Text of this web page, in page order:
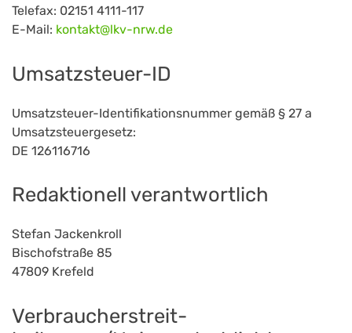
Telefax: 02151 4111-117
E-Mail: kontakt@lkv-nrw.de
Umsatzsteuer-ID
Umsatzsteuer-Identifikationsnummer gemäß § 27 a
Umsatzsteuergesetz:
DE 126116716
Redaktionell verantwortlich
Stefan Jackenkroll
Bischofstraße 85
47809 Krefeld
Verbraucher­streit­